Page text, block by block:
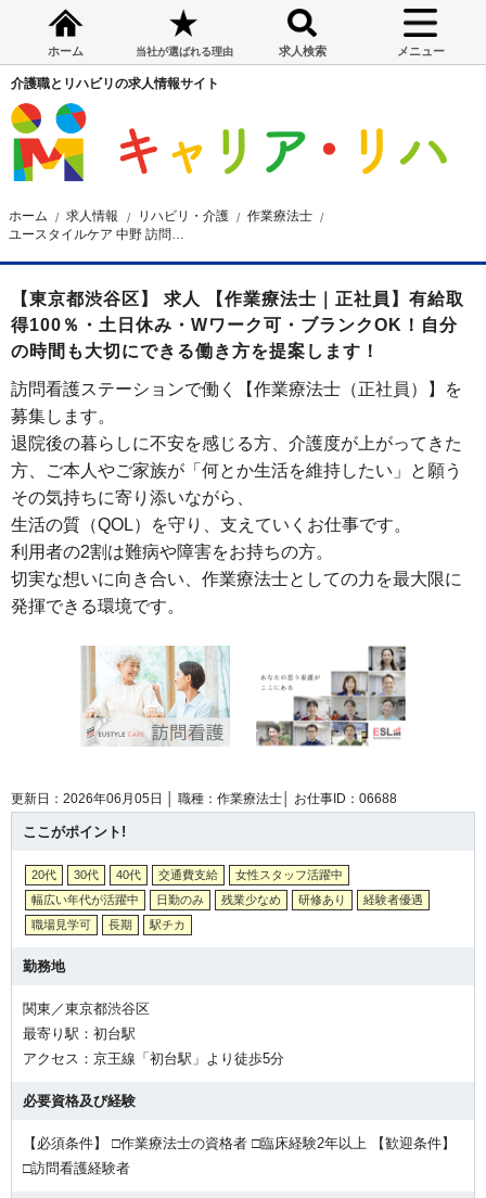
ホーム 当社が選ばれる理由 求人検索 メニュー
介護職とリハビリの求人情報サイト
ホーム 求人情報 リハビリ・介護
作業療法士
【東京都渋谷区】 求人 【作業療法士｜正社員】有給取
得100％・土日休み・Wワーク可・ブランクOK！自分
の時間も大切にできる働き方を提案します！
訪問看護ステーションで働く【作業療法士（正社員）】を
募集します。
退院後の暮らしに不安を感じる方、介護度が上がってきた
方、ご本人やご家族が「何とか生活を維持したい」と願う
その気持ちに寄り添いながら、
生活の質（QOL）を守り、支えていくお仕事です。
利用者の2割は難病や障害をお持ちの方。
切実な想いに向き合い、作業療法士としての力を最大限に
発揮できる環境です。
更新日：2026年06月05日 │ 職種：作業療法士│ お仕事ID：06688
ここがポイント!
20代 30代 40代 交通費支給
女性スタッフ活躍中
幅広い年代が活躍中
日勤のみ 残業少なめ 研修あり
経験者優遇
職場見学可
長期 駅チカ
勤務地
関東／東京都渋谷区
最寄り駅：初台駅
アクセス：京王線「初台駅」より徒歩5分
必要資格及び経験
【必須条件】 □作業療法士の資格者 □臨床経験2年以上 【歓迎条件】
□訪問看護経験者